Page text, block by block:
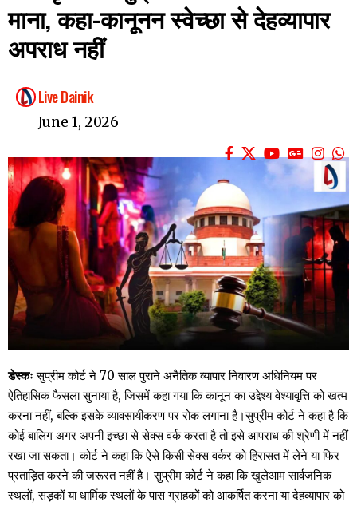
माना, कहा-कानूनन स्वेच्छा से देहव्यापार
अपराध नहीं
Live Dainik
June 1, 2026
डेस्कः सुप्रीम कोर्ट ने 70 साल पुराने अनैतिक व्यापार निवारण अधिनियम पर
ऐतिहासिक फैसला सुनाया है, जिसमें कहा गया कि कानून का उद्देश्य वेश्यावृत्ति को खत्म
करना नहीं, बल्कि इसके व्यावसायीकरण पर रोक लगाना है।सुप्रीम कोर्ट ने कहा है कि
कोई बालिग अगर अपनी इच्छा से सेक्स वर्क करता है तो इसे आपराध की श्रेणी में नहीं
रखा जा सकता। कोर्ट ने कहा कि ऐसे किसी सेक्स वर्कर को हिरासत में लेने या फिर
प्रताड़ित करने की जरूरत नहीं है। सुप्रीम कोर्ट ने कहा कि खुलेआम सार्वजनिक
स्थलों, सड़कों या धार्मिक स्थलों के पास ग्राहकों को आकर्षित करना या देहव्यापार को